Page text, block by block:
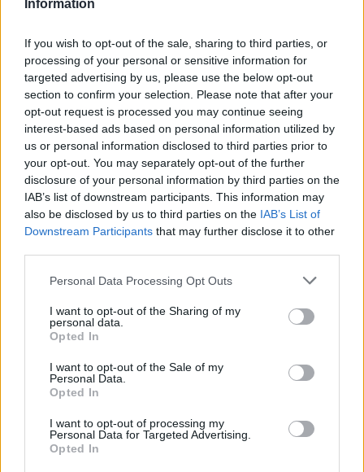
Information
If you wish to opt-out of the sale, sharing to third parties, or
processing of your personal or sensitive information for
targeted advertising by us, please use the below opt-out
section to confirm your selection. Please note that after your
opt-out request is processed you may continue seeing
interest-based ads based on personal information utilized by
us or personal information disclosed to third parties prior to
your opt-out. You may separately opt-out of the further
disclosure of your personal information by third parties on the
IAB’s list of downstream participants. This information may
also be disclosed by us to third parties on the IAB’s List of
Downstream Participants that may further disclose it to other
Personal Data Processing Opt Outs
I want to opt-out of the Sharing of my
personal data.
Opted In
I want to opt-out of the Sale of my
Personal Data.
Opted In
I want to opt-out of processing my
Personal Data for Targeted Advertising.
Opted In